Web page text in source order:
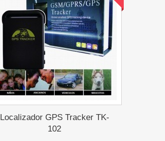
Localizador GPS Tracker TK-
102